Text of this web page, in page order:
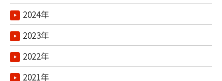
2024年
2023年
2022年
2021年